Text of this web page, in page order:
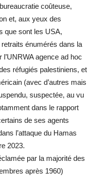
coûteuse,
et, aux yeux des
que sont les USA,
énumérés dans la
agence ad hoc
réfugiés palestiniens, et
(avec d’autres mais
suspectée, au vu
dans le rapport
de ses agents
l’attaque du Hamas
2023.
par la majorité des
après 1960)